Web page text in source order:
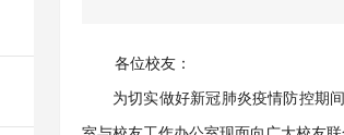
各位校友：
为切实做好新冠肺炎疫情防控期